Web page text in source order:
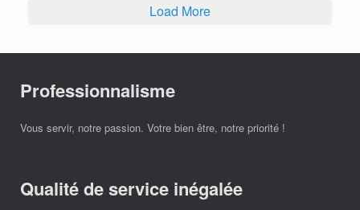
Load More
Professionnalisme
Vous servir, notre passion. Votre bien être, notre priorité !
Qualité de service inégalée